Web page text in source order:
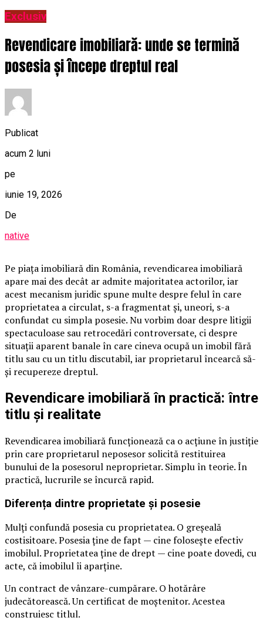
Exclusiv
Revendicare imobiliară: unde se termină
posesia și începe dreptul real
Publicat
acum 2 luni
pe
iunie 19, 2026
De
native
Pe piața imobiliară din România, revendicarea imobiliară
apare mai des decât ar admite majoritatea actorilor, iar
acest mecanism juridic spune multe despre felul în care
proprietatea a circulat, s-a fragmentat și, uneori, s-a
confundat cu simpla posesie. Nu vorbim doar despre litigii
spectaculoase sau retrocedări controversate, ci despre
situații aparent banale în care cineva ocupă un imobil fără
titlu sau cu un titlu discutabil, iar proprietarul încearcă să-
și recupereze dreptul.
Revendicare imobiliară în practică: între
titlu și realitate
Revendicarea imobiliară funcționează ca o acțiune în justiție
prin care proprietarul neposesor solicită restituirea
bunului de la posesorul neproprietar. Simplu în teorie. În
practică, lucrurile se încurcă rapid.
Diferența dintre proprietate și posesie
Mulți confundă posesia cu proprietatea. O greșeală
costisitoare. Posesia ține de fapt — cine folosește efectiv
imobilul. Proprietatea ține de drept — cine poate dovedi, cu
acte, că imobilul îi aparține.
Un contract de vânzare-cumpărare. O hotărâre
judecătorească. Un certificat de moștenitor. Acestea
construiesc titlul.